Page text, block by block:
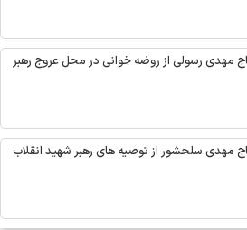
رسولی از روضه خوانی در محل عروج رهبر
سلحشور از توصیه های رهبر شهید انقلاب